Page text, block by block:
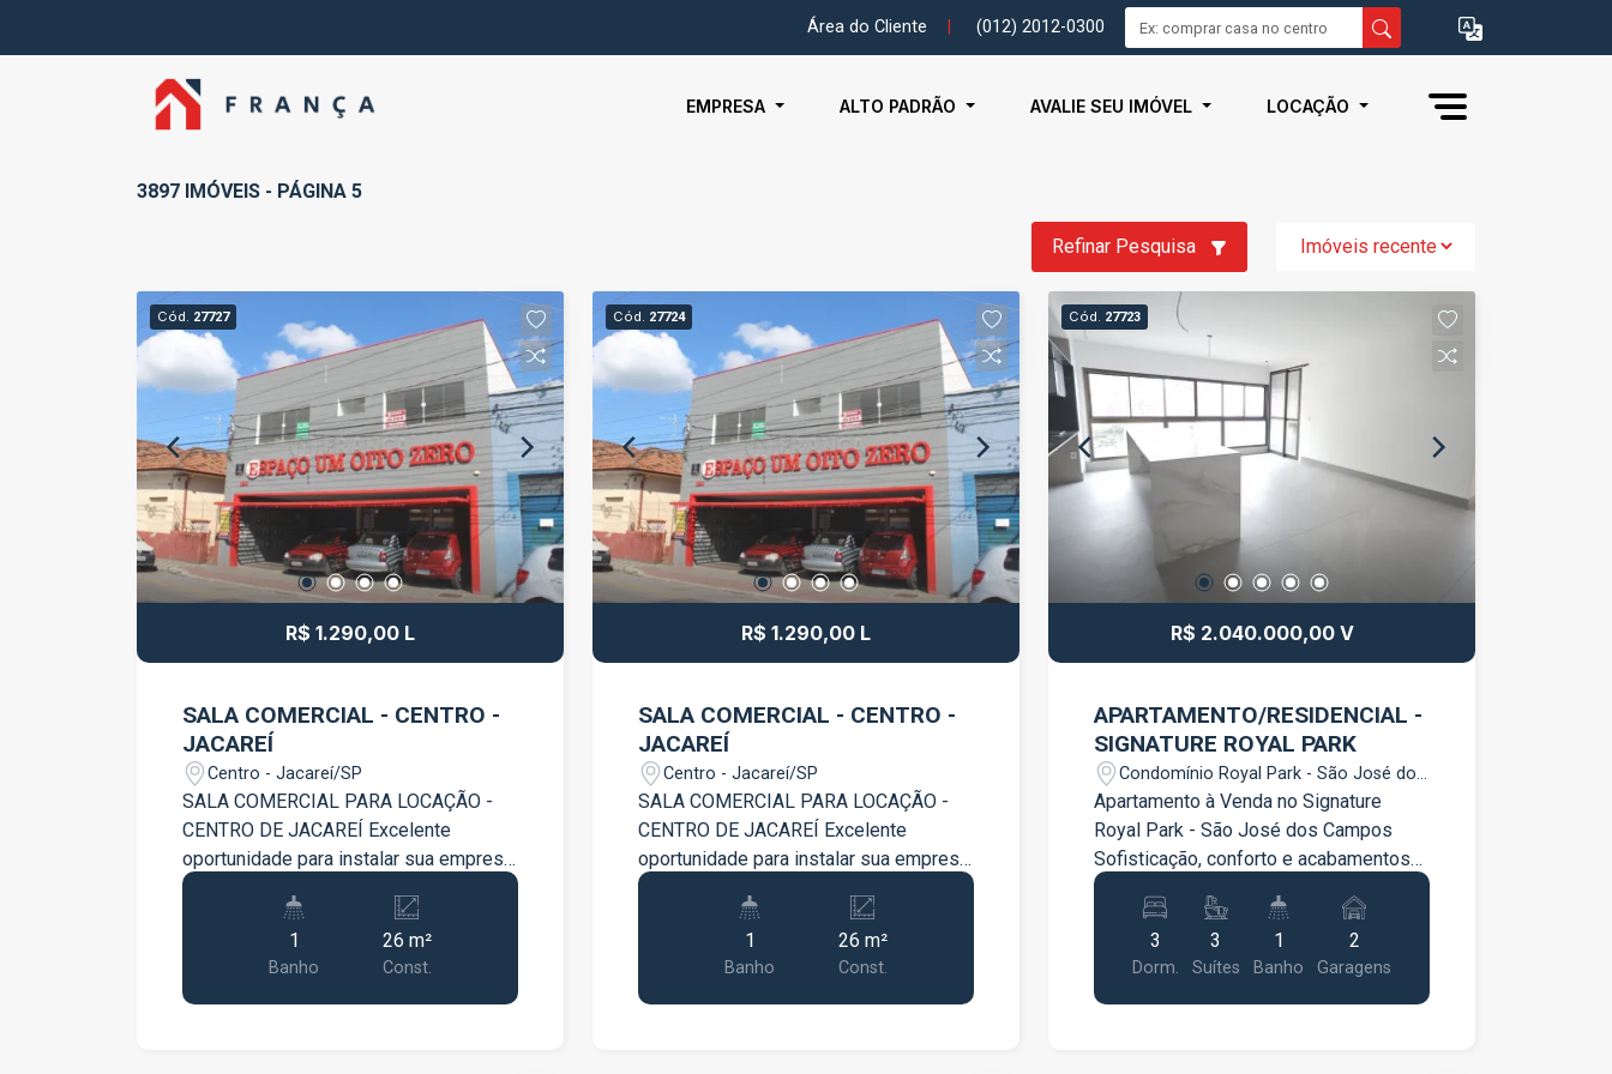
Área do Cliente (012) 2012-0300
EMPRESA ALTO PADRÃO AVALIE SEU IMÓVEL LOCAÇÃO
3897 IMÓVEIS - PÁGINA 5
Refinar Pesquisa
Cód. 27727
R$ 1.290,00 L
SALA COMERCIAL - CENTRO -
JACAREÍ
Centro - Jacareí/SP
SALA COMERCIAL PARA LOCAÇÃO -
CENTRO DE JACAREÍ Excelente
oportunidade para instalar sua empresa
em uma localização privilegiada, no
coração de Jacareí! Com 26 m² de área
privativa, esta sala comercial é ideal
para escritórios, consultórios,
profissionais liberais e diversos
1
Banho
26 m²
Const.
Cód. 27724
R$ 1.290,00 L
SALA COMERCIAL - CENTRO -
JACAREÍ
Centro - Jacareí/SP
SALA COMERCIAL PARA LOCAÇÃO -
CENTRO DE JACAREÍ Excelente
oportunidade para instalar sua empresa
em uma localização privilegiada, no
coração de Jacareí! Com 26 m² de área
privativa, esta sala comercial é ideal
para escritórios, consultórios,
profissionais liberais e diversos
1
Banho
26 m²
Const.
Cód. 27723
R$ 2.040.000,00 V
APARTAMENTO/RESIDENCIAL -
SIGNATURE ROYAL PARK
Condomínio Royal Park - São José dos
Campos/SP
Apartamento à Venda no Signature
Royal Park - São José dos Campos
Sofisticação, conforto e acabamentos
de alto padrão em um dos
empreendimentos mais desejados de
São José dos Campos. Este excelente
apartamento de 120 m² foi planejado
para oferecer elegância, funcionalidade
3
Dorm.
3
Suítes
1
Banho
2
Garagens